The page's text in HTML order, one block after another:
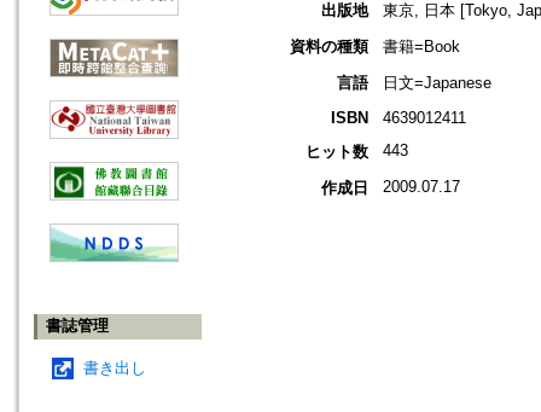
書誌管理
書き出し
出版地
東京, 日本 [Tokyo,
資料の種類
書籍=Book
言語
日文=Japanese
ISBN
4639012411
ヒット数
443
作成日 2009.07.17